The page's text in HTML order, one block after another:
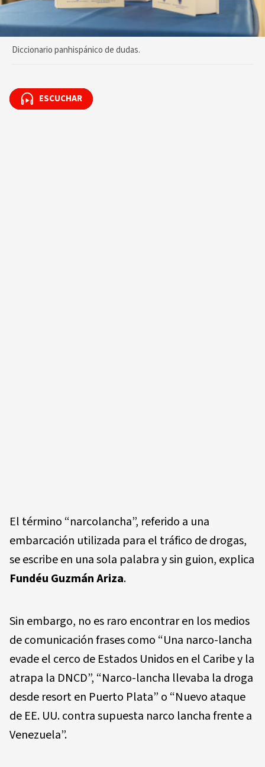
Diccionario panhispánico de dudas.
ESCUCHAR
ESCUCHAR
El término “narcolancha”, referido a una
embarcación utilizada para el tráfico de drogas,
se escribe en una sola palabra y sin guion, explica
Fundéu Guzmán Ariza.
Sin embargo, no es raro encontrar en los medios
de comunicación frases como “Una narco-lancha
evade el cerco de Estados Unidos en el Caribe y la
atrapa la DNCD”, “Narco-lancha llevaba la droga
desde resort en Puerto Plata” o “Nuevo ataque
de EE. UU. contra supuesta narco lancha frente a
Venezuela”.